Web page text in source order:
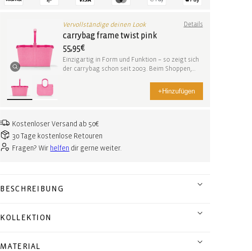
Vervollständige deinen Look Details
carrybag frame twist pink
55,95€
Einzigartig in Form und Funktion – so zeigt sich
der carrybag schon seit 2003. Beim Shoppen,
+ Hinzufügen
Kostenloser Versand ab 50€
30 Tage kostenlose Retouren
Fragen? Wir helfen dir gerne weiter.
BESCHREIBUNG
KOLLEKTION
MATERIAL